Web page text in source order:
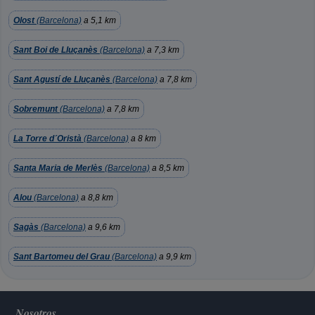
Olost(Barcelona) a 5,1 km
Sant Boi de Lluçanès (Barcelona) a 7,3 km
Sant Agustí de Lluçanès (Barcelona) a 7,8 km
Sobremunt(Barcelona) a 7,8 km
La Torre d´Oristà (Barcelona) a 8 km
Santa Maria de Merlès (Barcelona) a 8,5 km
Alou (Barcelona) a 8,8 km
Sagàs (Barcelona) a 9,6 km
Sant Bartomeu del Grau (Barcelona) a 9,9 km